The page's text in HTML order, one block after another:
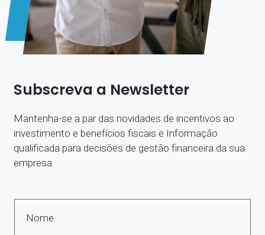
Subscreva a Newsletter
Mantenha-se a par das novidades de incentivos ao
investimento e benefícios fiscais e Informação
qualificada para decisões de gestão financeira da sua
empresa.
Nome